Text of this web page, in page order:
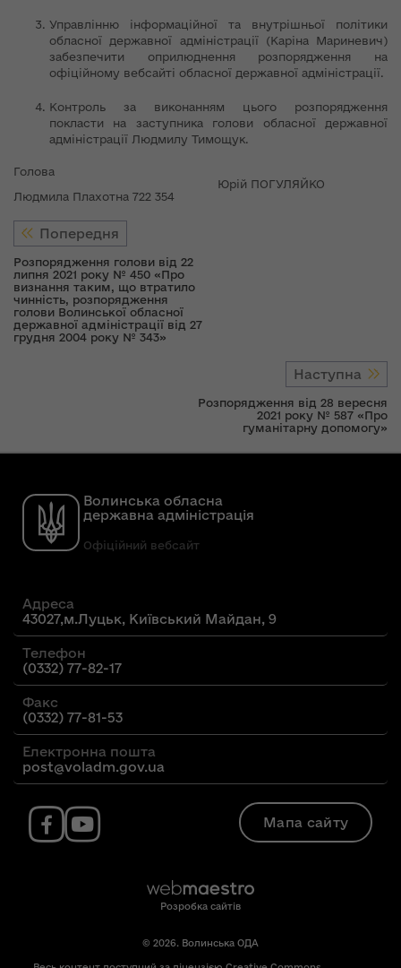
Управлінню інформаційної та внутрішньої політики
обласної державної адміністрації (Каріна Мариневич)
забезпечити оприлюднення розпорядження на
офіційному вебсайті обласної державної адміністрації.
Контроль за виконанням цього розпорядження
покласти на заступника голови обласної державної
адміністрації Людмилу Тимощук.
Голова
Юрій ПОГУЛЯЙКО
Людмила Плахотна 722 354
Попередня
Розпорядження голови від 22
липня 2021 року № 450 «Про
визнання таким, що втратило
чинність, розпорядження
голови Волинської обласної
державної адміністрації від 27
грудня 2004 року № 343»
Наступна
Розпорядження від 28 вересня
2021 року № 587 «Про
гуманітарну допомогу»
Волинська обласна
державна адміністрація
Офіційний вебсайт
Адреса
43027,м.Луцьк, Київський Майдан, 9
Телефон
(0332) 77-82-17
Факс
(0332) 77-81-53
Електронна пошта
post@voladm.gov.ua
Мапа сайту
Розробка сайтів
© 2026. Волинська ОДА